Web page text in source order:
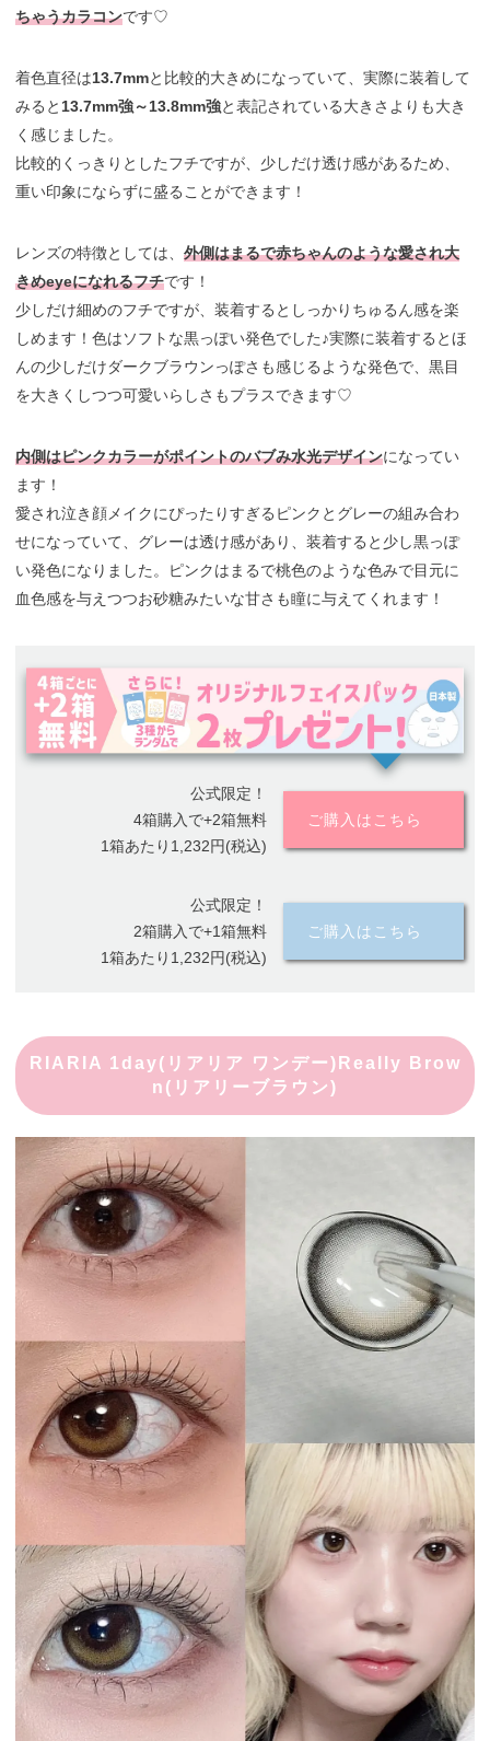
ちゃうカラコンです♡
着色直径は13.7mmと比較的大きめになっていて、実際に装着して
みると13.7mm強～13.8mm強と表記されている大きさよりも大き
く感じました。
比較的くっきりとしたフチですが、少しだけ透け感があるため、
重い印象にならずに盛ることができます！
レンズの特徴としては、外側はまるで赤ちゃんのような愛され大
きめeyeになれるフチです！
少しだけ細めのフチですが、装着するとしっかりちゅるん感を楽
しめます！色はソフトな黒っぽい発色でした♪実際に装着するとほ
んの少しだけダークブラウンっぽさも感じるような発色で、黒目
を大きくしつつ可愛いらしさもプラスできます♡
内側はピンクカラーがポイントのバブみ水光デザインになってい
ます！
愛され泣き顔メイクにぴったりすぎるピンクとグレーの組み合わ
せになっていて、グレーは透け感があり、装着すると少し黒っぽ
い発色になりました。ピンクはまるで桃色のような色みで目元に
血色感を与えつつお砂糖みたいな甘さも瞳に与えてくれます！
公式限定！
4箱購入で+2箱無料
1箱あたり1,232円(税込)
ご購入はこちら
公式限定！
2箱購入で+1箱無料
1箱あたり1,232円(税込)
ご購入はこちら
RIARIA 1day(リアリア ワンデー)Really Brow
n(リアリーブラウン)